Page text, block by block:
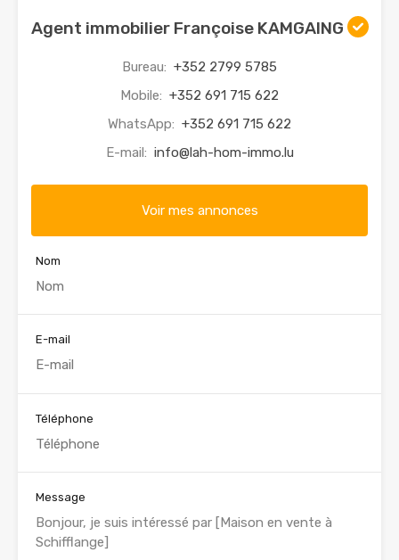
Agent immobilier Françoise KAMGAING
Bureau: +352 2799 5785
Mobile: +352 691 715 622
WhatsApp: +352 691 715 622
E-mail: info@lah-hom-immo.lu
Voir mes annonces
Nom
E-mail
Téléphone
Message